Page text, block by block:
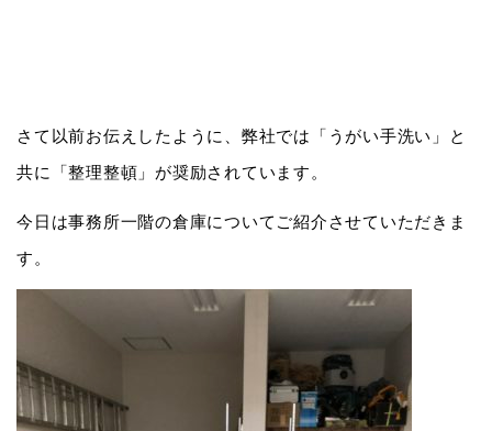
さて以前お伝えしたように、弊社では「うがい手洗い」と
共に「整理整頓」が奨励されています。
今日は事務所一階の倉庫についてご紹介させていただきま
す。